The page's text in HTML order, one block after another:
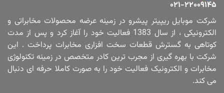
۰۲۱-۲۲۰۰۹۱۴۵
شرکت موبایل ریپیتر پیشرو در زمینه عرضه محصولات مخابراتی و
الکترونیکی ، از سال 1383 فعالیت خود را آغاز کرد و پس از مدت
کوتاهی به گسترش قطعات سخت افزاری مخابرات پرداخت . این
شرکت با بهره گیری از مجرب ترین کادر متخصص در زمینه تکنولوژی
مخابرات و الکترونیک فعالیت خود را به صورت کاملا حرفه ای دنبال
می کند.